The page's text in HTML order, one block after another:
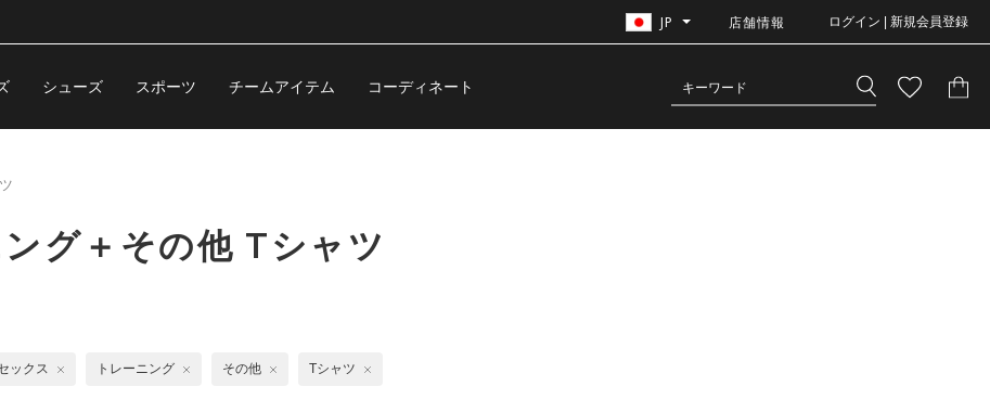
JP 店舗情報 ログイン | 新規会員登録
シューズ スポーツ チームアイテム コーディネート
グ＋その他 Tシャツ
ックス トレーニング その他 Tシャツ